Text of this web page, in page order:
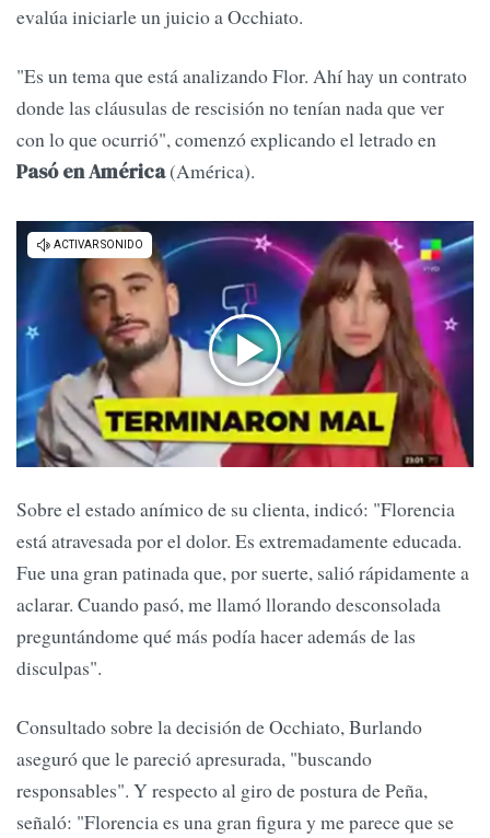
evalúa iniciarle un juicio a Occhiato.
"Es un tema que está analizando Flor. Ahí hay un contrato
donde las cláusulas de rescisión no tenían nada que ver
con lo que ocurrió", comenzó explicando el letrado en
Pasó en América(América).
Sobre el estado anímico de su clienta, indicó: "Florencia
está atravesada por el dolor. Es extremadamente educada.
Fue una gran patinada que, por suerte, salió rápidamente a
aclarar. Cuando pasó, me llamó llorando desconsolada
preguntándome qué más podía hacer además de las
disculpas".
Consultado sobre la decisión de Occhiato, Burlando
aseguró que le pareció apresurada, "buscando
responsables". Y respecto al giro de postura de Peña,
señaló: "Florencia es una gran figura y me parece que se